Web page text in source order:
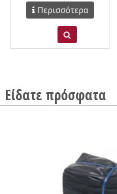
Περισσότερα
Είδατε πρόσφατα